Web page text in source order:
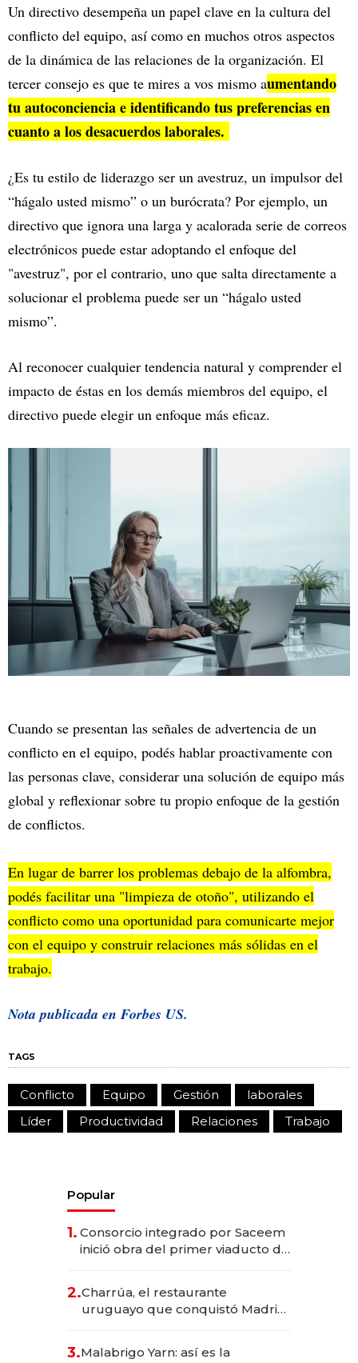
Un directivo desempeña un papel clave en la cultura del
conflicto del equipo, así como en muchos otros aspectos
de la dinámica de las relaciones de la organización. El
tercer consejo es que te mires a vos mismo aumentando
tu autoconciencia e identificando tus preferencias en
cuanto a los desacuerdos laborales.
¿Es tu estilo de liderazgo ser un avestruz, un impulsor del
“hágalo usted mismo” o un burócrata? Por ejemplo, un
directivo que ignora una larga y acalorada serie de correos
electrónicos puede estar adoptando el enfoque del
"avestruz", por el contrario, uno que salta directamente a
solucionar el problema puede ser un “hágalo usted
mismo”.
Al reconocer cualquier tendencia natural y comprender el
impacto de éstas en los demás miembros del equipo, el
directivo puede elegir un enfoque más eficaz.
Cuando se presentan las señales de advertencia de un
conflicto en el equipo, podés hablar proactivamente con
las personas clave, considerar una solución de equipo más
global y reflexionar sobre tu propio enfoque de la gestión
de conflictos.
En lugar de barrer los problemas debajo de la alfombra,
podés facilitar una "limpieza de otoño", utilizando el
conflicto como una oportunidad para comunicarte mejor
con el equipo y construir relaciones más sólidas en el
trabajo.
Nota publicada enForbes US.
TAGS
Conflicto Equipo Gestión
laborales
Líder
Productividad Relaciones Trabajo
Popular
1. Consorcio integrado por Saceem
inició obra del primer viaducto de
millones
2.Charrúa, el restaurante
uruguayo que conquistó Madrid:
anticipación y prepara apertura
3.Malabrigo Yarn: así es la